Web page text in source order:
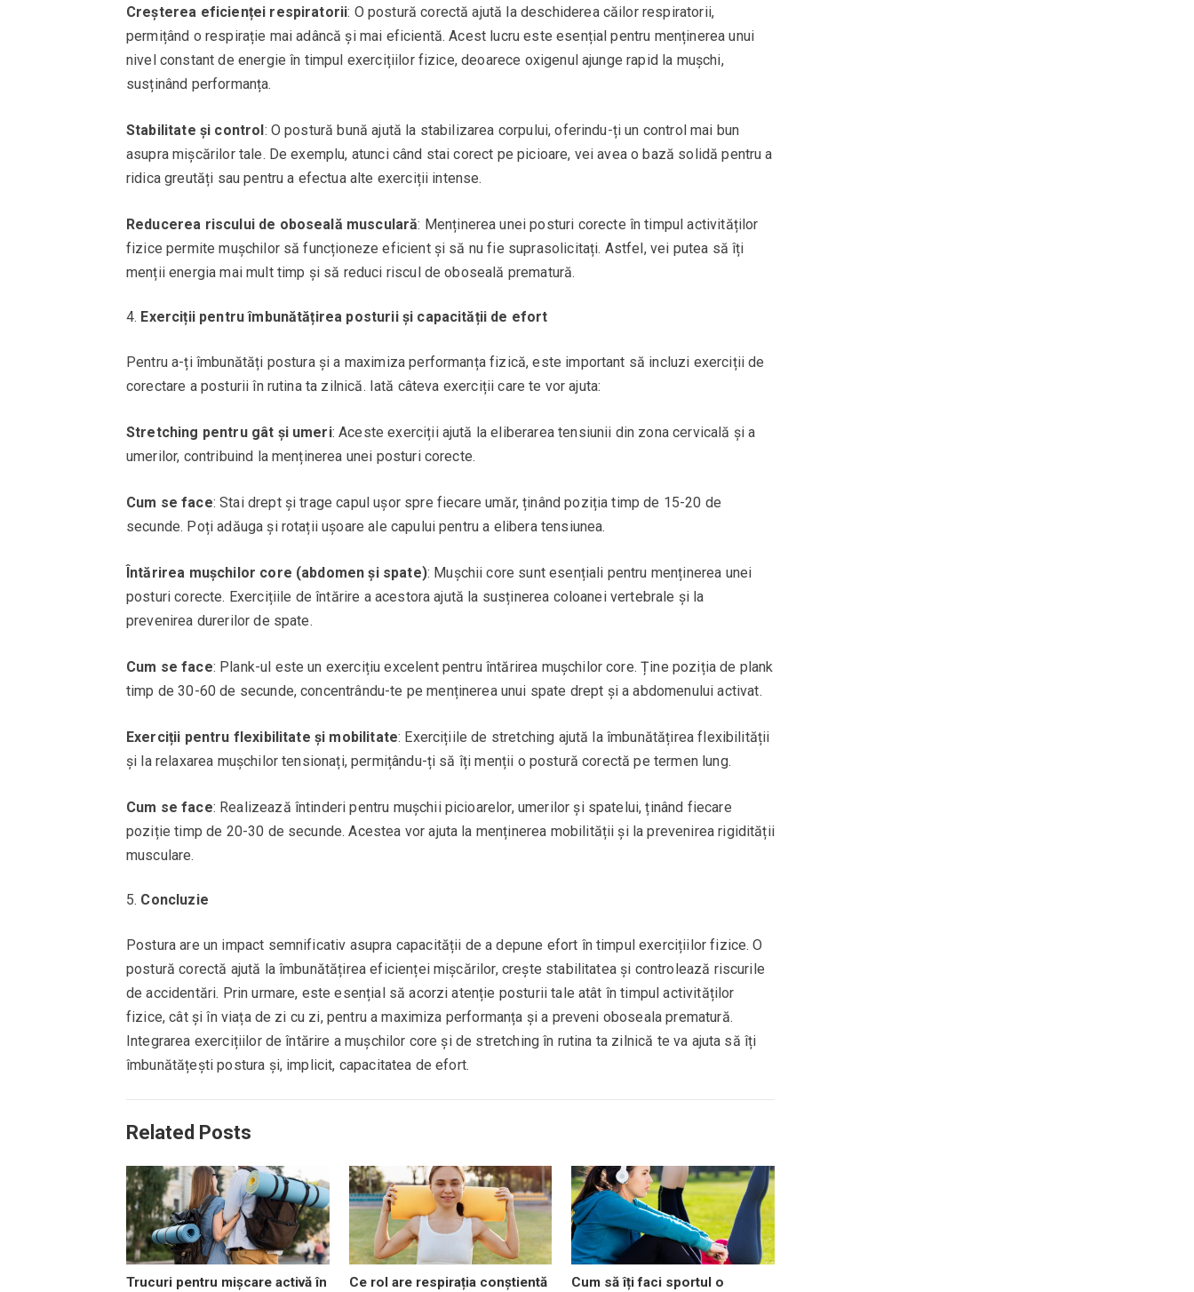
Creșterea eficienței respiratorii: O postură corectă ajută la deschiderea căilor respiratorii,
permițând o respirație mai adâncă și mai eficientă. Acest lucru este esențial pentru menținerea unui
nivel constant de energie în timpul exercițiilor fizice, deoarece oxigenul ajunge rapid la mușchi,
susținând performanța.
Stabilitate și control: O postură bună ajută la stabilizarea corpului, oferindu-ți un control mai bun
asupra mișcărilor tale. De exemplu, atunci când stai corect pe picioare, vei avea o bază solidă pentru a
ridica greutăți sau pentru a efectua alte exerciții intense.
Reducerea riscului de oboseală musculară: Menținerea unei posturi corecte în timpul activităților
fizice permite mușchilor să funcționeze eficient și să nu fie suprasolicitați. Astfel, vei putea să îți
menții energia mai mult timp și să reduci riscul de oboseală prematură.
Exerciții pentru îmbunătățirea posturii și capacității de efort
Pentru a-ți îmbunătăți postura și a maximiza performanța fizică, este important să incluzi exerciții de
corectare a posturii în rutina ta zilnică. Iată câteva exerciții care te vor ajuta:
Stretching pentru gât și umeri: Aceste exerciții ajută la eliberarea tensiunii din zona cervicală și a
umerilor, contribuind la menținerea unei posturi corecte.
Cum se face: Stai drept și trage capul ușor spre fiecare umăr, ținând poziția timp de 15-20 de
secunde. Poți adăuga și rotații ușoare ale capului pentru a elibera tensiunea.
Întărirea mușchilor core (abdomen și spate): Mușchii core sunt esențiali pentru menținerea unei
posturi corecte. Exercițiile de întărire a acestora ajută la susținerea coloanei vertebrale și la
prevenirea durerilor de spate.
Cum se face: Plank-ul este un exercițiu excelent pentru întărirea mușchilor core. Ține poziția de plank
timp de 30-60 de secunde, concentrându-te pe menținerea unui spate drept și a abdomenului activat.
Exerciții pentru flexibilitate și mobilitate: Exercițiile de stretching ajută la îmbunătățirea flexibilității
și la relaxarea mușchilor tensionați, permițându-ți să îți menții o postură corectă pe termen lung.
Cum se face: Realizează întinderi pentru mușchii picioarelor, umerilor și spatelui, ținând fiecare
poziție timp de 20-30 de secunde. Acestea vor ajuta la menținerea mobilității și la prevenirea rigidității
musculare.
Concluzie
Postura are un impact semnificativ asupra capacității de a depune efort în timpul exercițiilor fizice. O
postură corectă ajută la îmbunătățirea eficienței mișcărilor, crește stabilitatea și controlează riscurile
de accidentări. Prin urmare, este esențial să acorzi atenție posturii tale atât în timpul activităților
fizice, cât și în viața de zi cu zi, pentru a maximiza performanța și a preveni oboseala prematură.
Integrarea exercițiilor de întărire a mușchilor core și de stretching în rutina ta zilnică te va ajuta să îți
îmbunătățești postura și, implicit, capacitatea de efort.
Related Posts
Trucuri pentru mișcare activă în
Ce rol are respirația conștientă
Cum să îți faci sportul o